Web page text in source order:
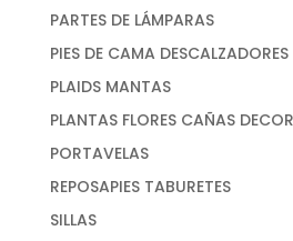
PARTES DE LÁMPARAS
PIES DE CAMA DESCALZADORES
PLAIDS MANTAS
PLANTAS FLORES CAÑAS
PORTAVELAS
REPOSAPIES TABURETES
SILLAS